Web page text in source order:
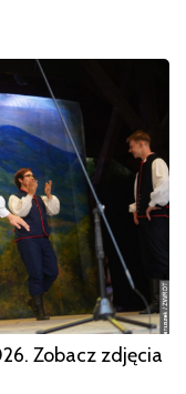
Zobacz zdjęcia